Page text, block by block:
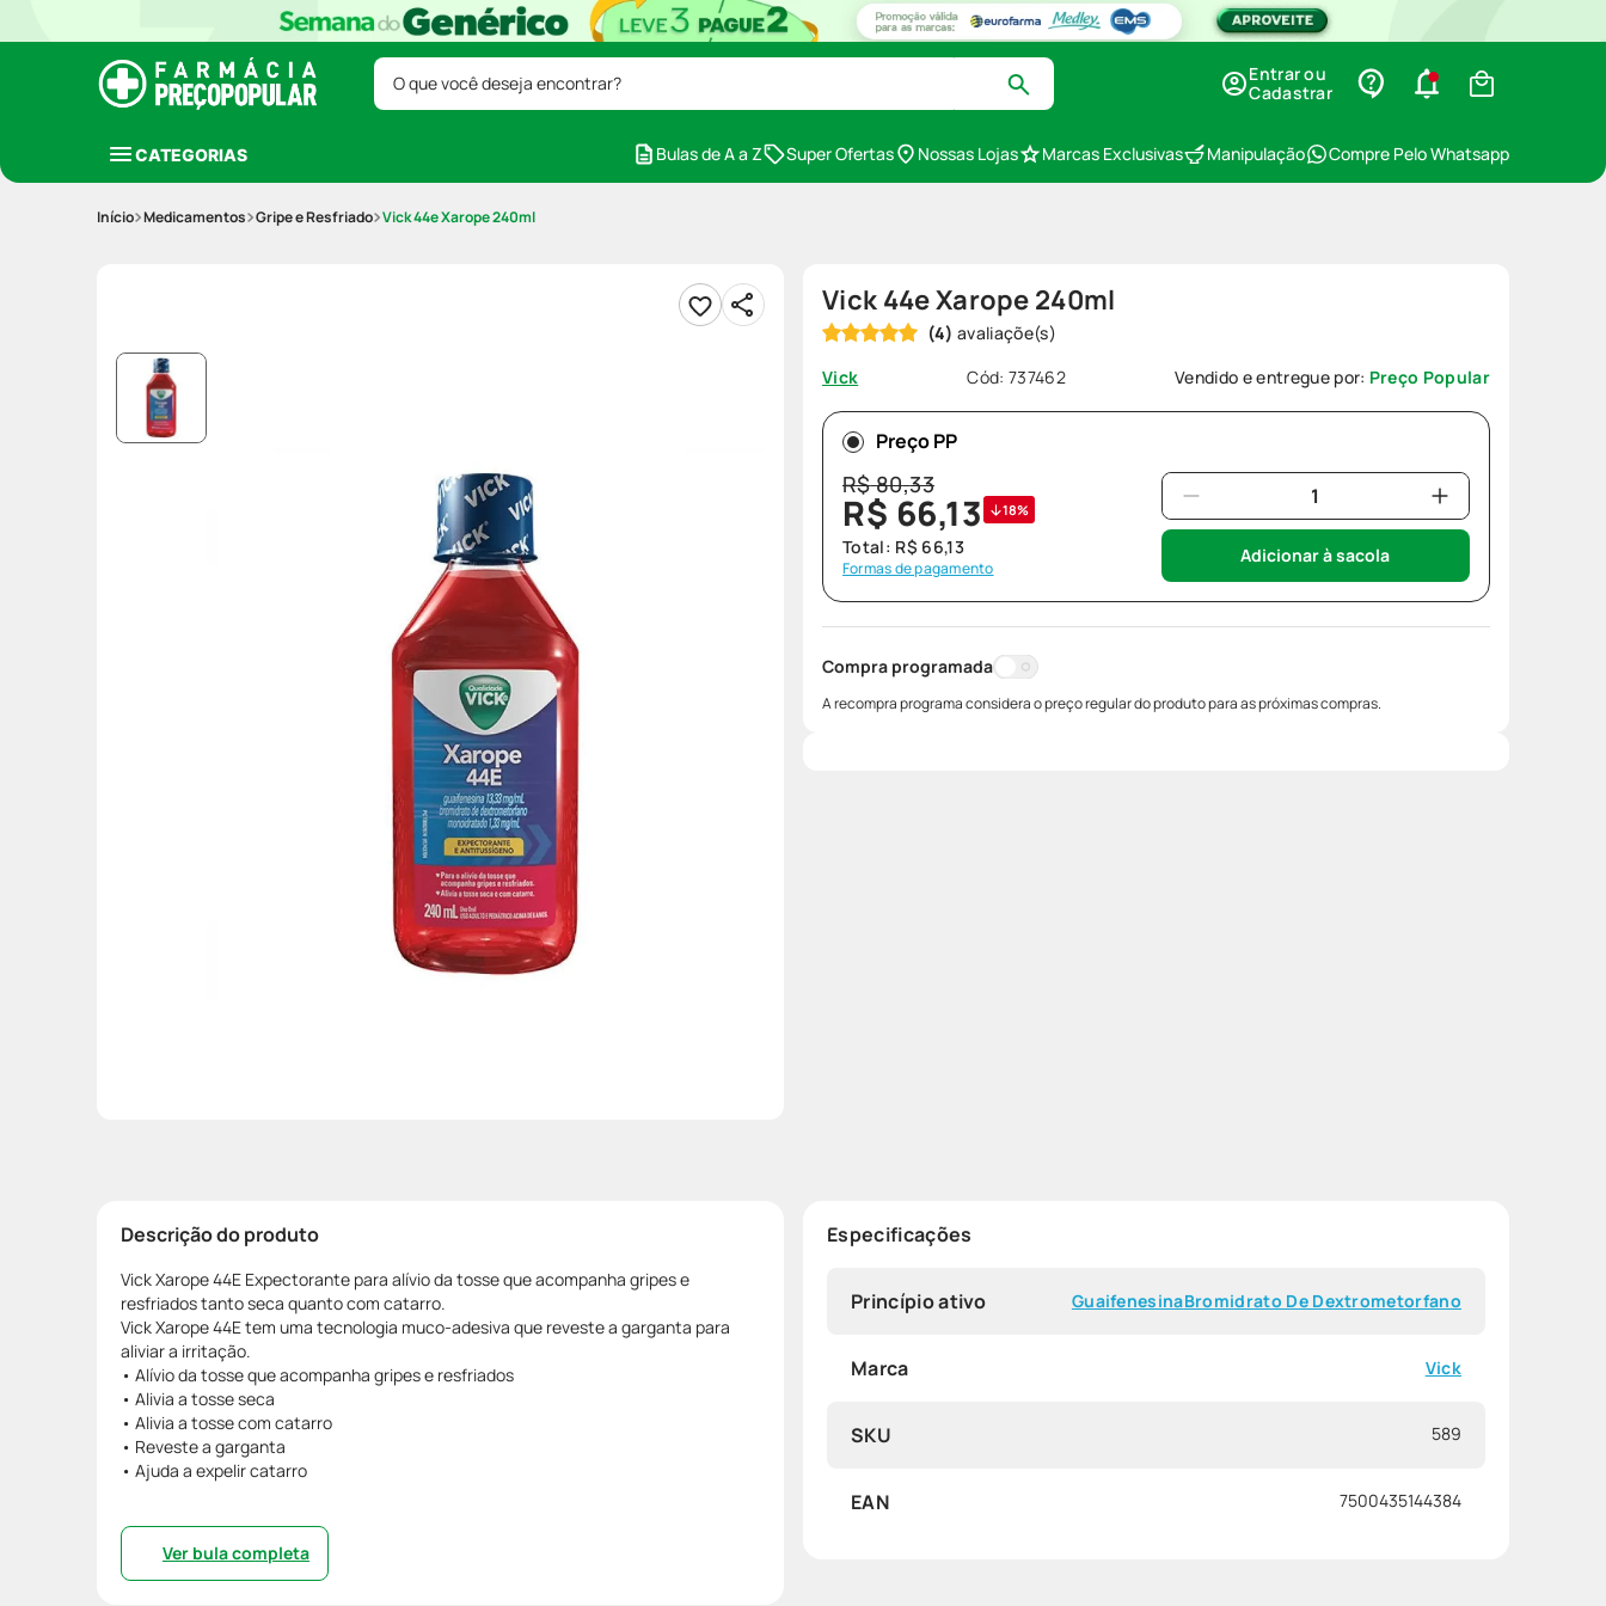
O que você deseja encontrar?
Entrar ou
Cadastrar
CATEGORIAS Bulas de A a Z Super Ofertas Nossas Lojas Marcas Exclusivas Manipulação Compre Pelo Whatsapp
Medicamentos Gripe e Resfriado Vick 44e Xarope 240ml
Vick 44e Xarope 240ml
(4)
Vick
Cód:737462 Vendido e entregue por: Preço Popular
Preço PP
R$80,33
R$ 66,13 18%
Total: R$ 66,13
Formas de pagamento
Adicionar à sacola
Compra programada
A recompra programa considera o preço regular do produto para as próximas compras.
Descrição do produto
Vick Xarope 44E Expectorante para alívio da tosse que acompanha gripes e
resfriados tanto seca quanto com catarro.
Vick Xarope 44E tem uma tecnologia muco-adesiva que reveste a garganta para
aliviar a irritação.
• Alívio da tosse que acompanha gripes e resfriados
• Alivia a tosse seca
• Alivia a tosse com catarro
• Reveste a garganta
• Ajuda a expelir catarro
Ver bula completa
Especificações
Princípio ativo GuaifenesinaBromidrato De Dextrometorfano
Marca Vick
SKU 589
EAN 7500435144384